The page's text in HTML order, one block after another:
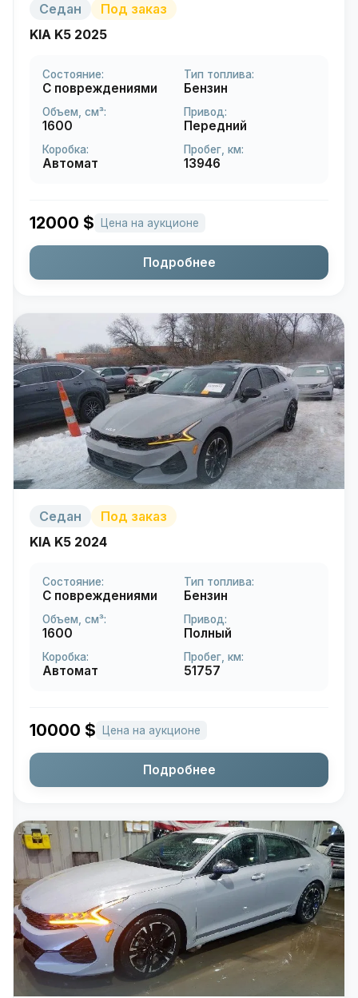
Седан
Под заказ
KIA K5 2025
Состояние:
С повреждениями
Тип топлива:
Бензин
Объем, см³:
1600
Привод:
Передний
Коробка:
Автомат
Пробег, км:
13946
12000 $ Цена на аукционе
Подробнее
Седан
Под заказ
KIA K5 2024
Состояние:
С повреждениями
Тип топлива:
Бензин
Объем, см³:
1600
Привод:
Полный
Коробка:
Автомат
Пробег, км:
51757
10000 $ Цена на аукционе
Подробнее